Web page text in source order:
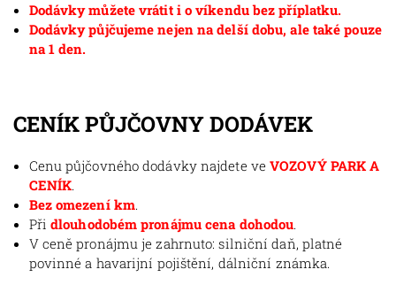
Dodávky můžete vrátit i o víkendu bez příplatku.
Dodávky půjčujeme nejen na delší dobu, ale také pouze
na 1 den.
CENÍK PŮJČOVNY DODÁVEK
Cenu půjčovného dodávky najdete veVOZOVÝ PARK A
CENÍK.
Bez omezení km.
Při dlouhodobém pronájmu cena dohodou.
V ceně pronájmu je zahrnuto: silniční daň, platné
povinné a havarijní pojištění, dálniční známka.